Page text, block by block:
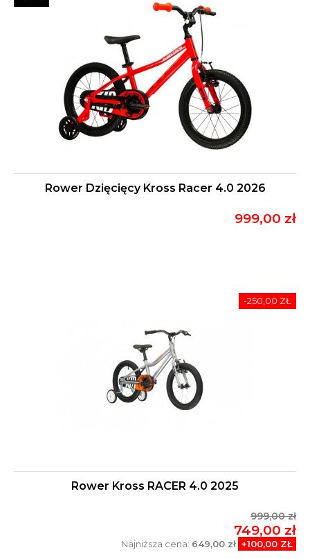
Rower Dzięcięcy Kross Racer 4.0 2026
999,00 zł
Rower Kross RACER 4.0 2025
999,00 zł
749,00 zł
Najniższa cena: 649,00 zł +100,00 ZŁ
-250,00 ZŁ